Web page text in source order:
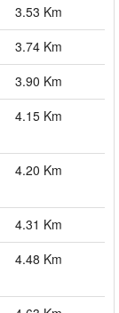
3.53 Km
3.74 Km
3.90 Km
4.15 Km
4.20 Km
4.31 Km
4.48 Km